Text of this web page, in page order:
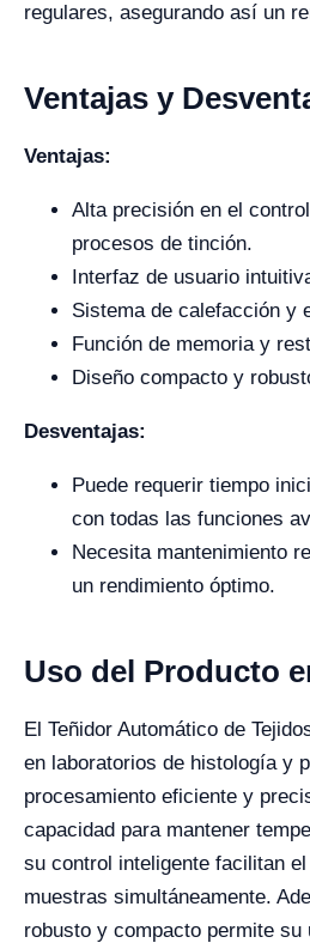
regulares, asegurando así un
Ventajas y
Ventajas:
Alta precisión en el
procesos de tinción.
Interfaz de usuario
Sistema de calefacción y
Función de memoria y
Diseño compacto y
Desventajas:
Puede requerir tiempo
con todas las funciones
Necesita mantenimiento
un rendimiento óptimo.
Uso del Producto
El Teñidor Automático de
en laboratorios de histología y
procesamiento eficiente y
capacidad para mantener
su control inteligente facilitan
muestras simultáneamente.
robusto y compacto permite su